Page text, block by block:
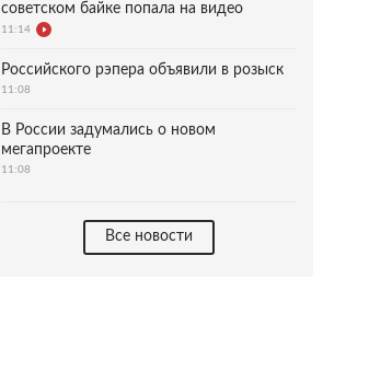
советском байке попала на видео
11:14
Российского рэпера объявили в розыск
11:08
В России задумались о новом
мегапроекте
11:08
Все новости